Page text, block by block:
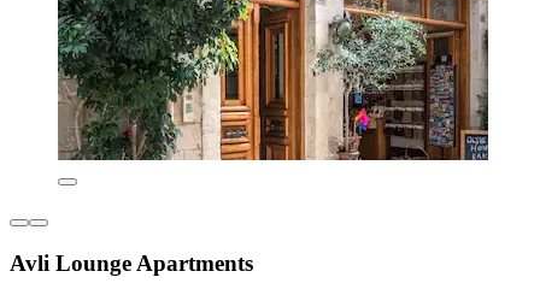
Avli Lounge Apartments